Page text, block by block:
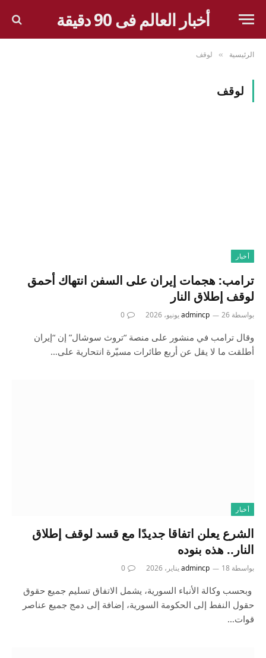
أخبار العالم فى 90 دقيقة
الرئيسية » لوقف
لوقف
أخبار
ترامب: هجمات إيران على السفن انتهاك أحمق
لوقف إطلاق النار
بواسطة admincp 26 يونيو، 2026 0
وقال ترامب في منشور على منصة “تروث سوشال” إن “إيران
أطلقت ما لا يقل عن أربع طائرات مسيّرة انتحارية على…
أخبار
الشرع يعلن اتفاقا جديدًا مع قسد لوقف إطلاق
النار.. هذه بنوده
بواسطة admincp 18 يناير، 2026 0
وبحسب وكالة الأنباء السورية، يشمل الاتفاق تسليم جميع حقوق
حقول النفط إلى الحكومة السورية، إضافة إلى دمج جميع عناصر
قوات…